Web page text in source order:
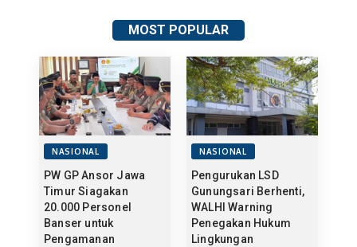
MOST POPULAR
NASIONAL
PW GP Ansor Jawa
Timur Siagakan
20.000 Personel
Banser untuk
Pengamanan
NASIONAL
Pengurukan LSD
Gunungsari Berhenti,
WALHI Warning
Penegakan Hukum
Lingkungan